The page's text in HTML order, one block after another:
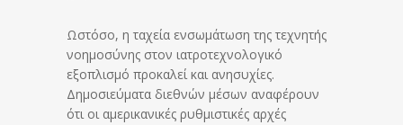
Ωστόσο, η ταχεία ενσωμάτωση της τεχνητής
νοημοσύνης στον ιατροτεχνολογικό
εξοπλισμό προκαλεί και ανησυχίες.
Δημοσιεύματα διεθνών μέσων αναφέρουν
ότι οι αμερικανικές ρυθμιστικές αρχές